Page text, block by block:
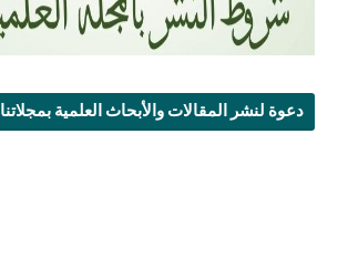
دعوة لنشر المقالات والأبحاث العلمية بمجلاتنا